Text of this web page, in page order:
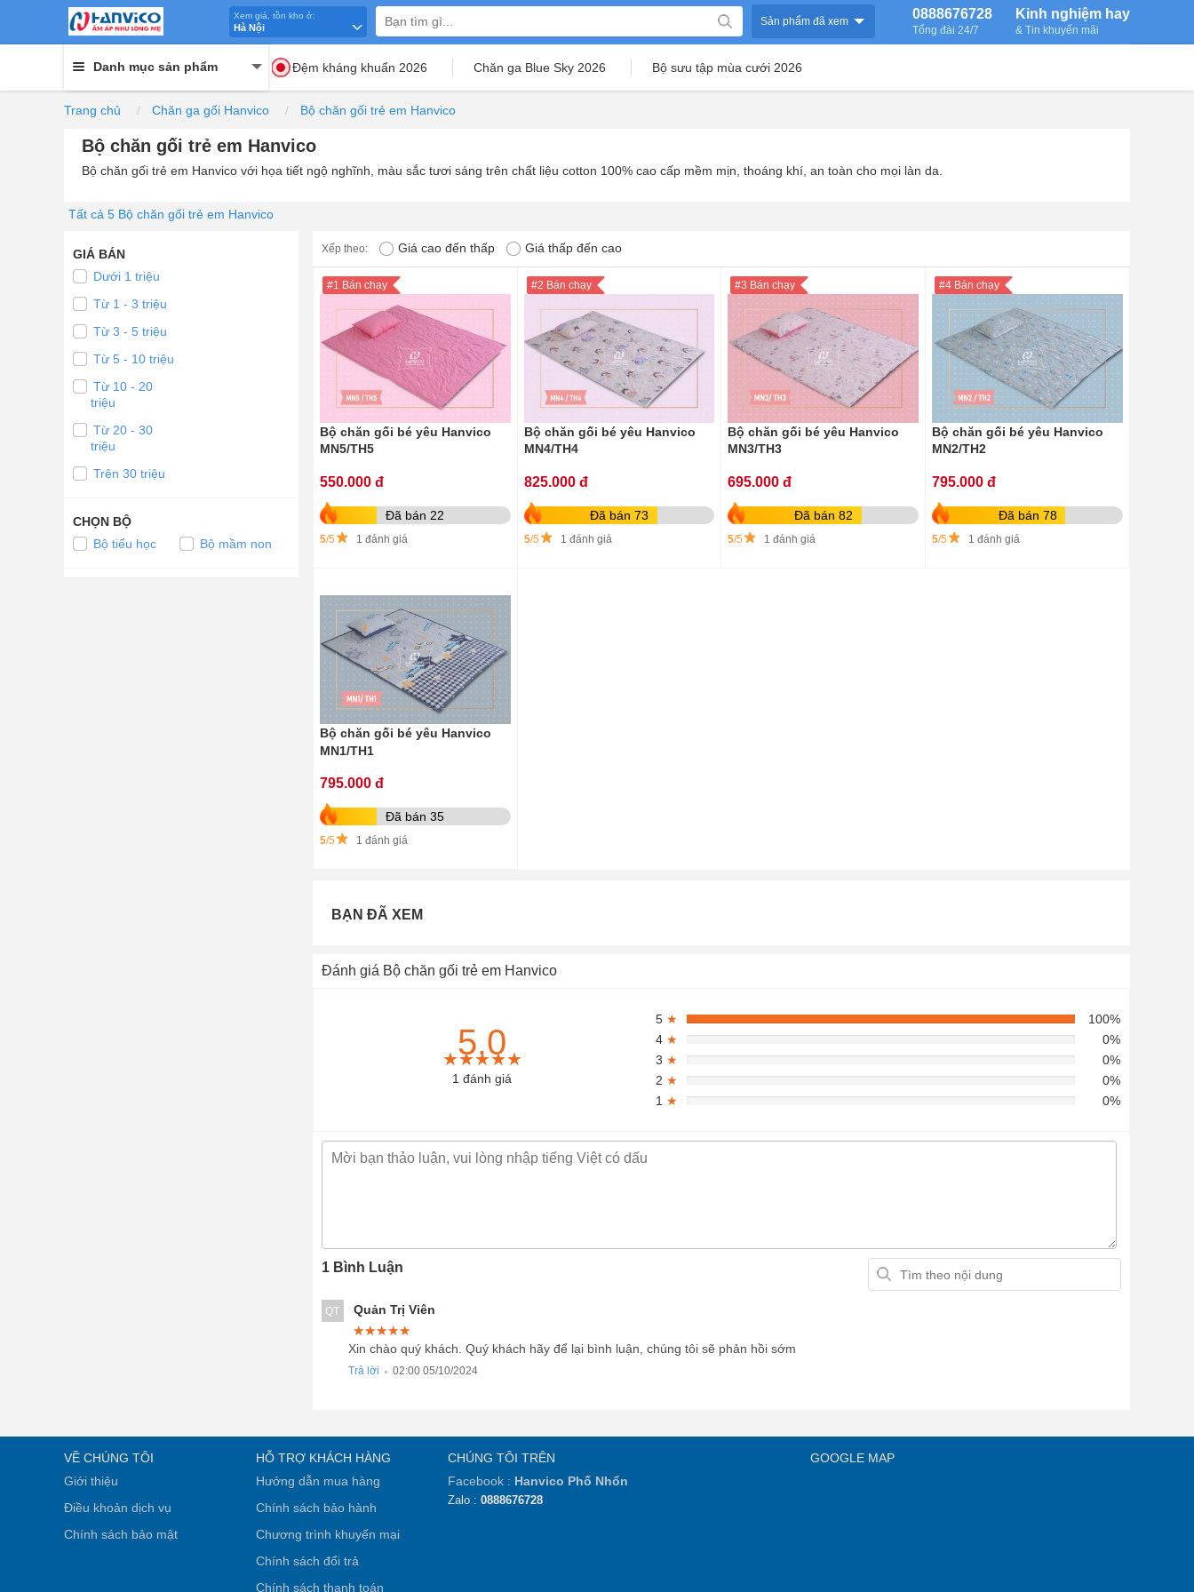
Xem giá, tồn kho ở:
Hà Nội Sản phẩm đã xem Kinh nghiệm hay
& Tin khuyến mãi
0888676728
Tổng đài 24/7
Danh mục sản phẩm Đệm kháng khuẩn 2026 Chăn ga Blue Sky 2026 Bộ sưu tập mùa cưới 2026
Trang chủ Chăn ga gối Hanvico Bộ chăn gối trẻ em Hanvico
Bộ chăn gối trẻ em Hanvico
Bộ chăn gối trẻ em Hanvico với họa tiết ngộ nghĩnh, màu sắc tươi sáng trên chất liệu cotton 100% cao cấp mềm mịn, thoáng khí, an toàn cho mọi làn da.
Tất cả 5 Bộ chăn gối trẻ em Hanvico
Xếp theo: Giá cao đến thấp Giá thấp đến cao
#1 Bán chạy
Bộ chăn gối bé yêu Hanvico
MN5/TH5
550.000 đ
Đã bán 22
5/5 1 đánh giá
#2 Bán chạy
Bộ chăn gối bé yêu Hanvico
MN4/TH4
825.000 đ
Đã bán 73
5/5 1 đánh giá
#3 Bán chạy
Bộ chăn gối bé yêu Hanvico
MN3/TH3
695.000 đ
Đã bán 82
5/5 1 đánh giá
#4 Bán chạy
Bộ chăn gối bé yêu Hanvico
MN2/TH2
795.000 đ
Đã bán 78
5/5 1 đánh giá
Bộ chăn gối bé yêu Hanvico
MN1/TH1
795.000 đ
Đã bán 35
5/5 1 đánh giá
BẠN ĐÃ XEM
Đánh giá Bộ chăn gối trẻ em Hanvico
5.0
★★★★★
★★★★★
★★★★★
1 đánh giá
5 ★
100%
4 ★
0%
3 ★
0%
2 ★
0%
1 ★ 0%
1 Bình Luận
QT Quản Trị Viên
★★★★★
★★★★★
★★★★★
Xin chào quý khách. Quý khách hãy để lại bình luận, chúng tôi sẽ phản hồi sớm
Trả lời ● 02:00 05/10/2024
GIÁ BÁN
Dưới 1 triệu
Từ 1 - 3 triệu
Từ 3 - 5 triệu
Từ 5 - 10 triệu
Từ 10 - 20
triệu
Từ 20 - 30
triệu
Trên 30 triệu
CHỌN BỘ
Bộ tiểu học
Bộ mầm non
VỀ CHÚNG TÔI
Giới thiệu
Điều khoản dịch vụ
Chính sách bảo mật
HỖ TRỢ KHÁCH HÀNG
Hướng dẫn mua hàng
Chính sách bảo hành
Chương trình khuyến mại
Chính sách đổi trả
Chính sách thanh toán
CHÚNG TÔI TRÊN
Facebook : Hanvico Phố Nhổn
Zalo : 0888676728
GOOGLE MAP